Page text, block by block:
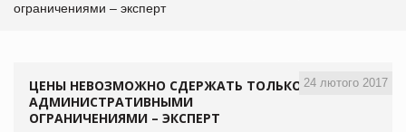
ограничениями – эксперт
24 лютого 2017
ЦЕНЫ НЕВОЗМОЖНО СДЕРЖАТЬ ТОЛЬКО
АДМИНИСТРАТИВНЫМИ
ОГРАНИЧЕНИЯМИ – ЭКСПЕРТ